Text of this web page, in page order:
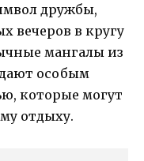
дружбы,
вечеров в кругу
мангалы из
особым
которые могут
отдыху.